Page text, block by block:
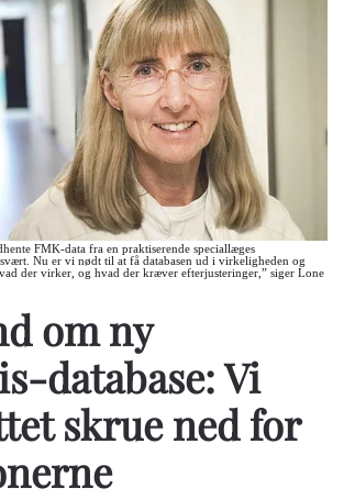
FMK-data fra en praktiserende speciallæges
Nu er vi nødt til at få databasen ud i virkeligheden og
der virker, og hvad der kræver efterjusteringer,” siger Lone
om ny
database: Vi
skrue ned for